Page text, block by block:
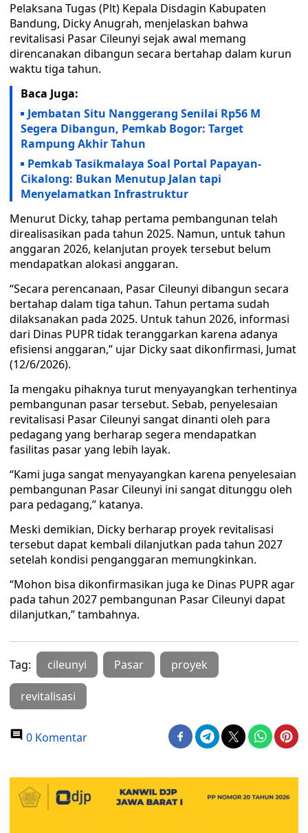
Pelaksana Tugas (Plt) Kepala Disdagin Kabupaten
Bandung, Dicky Anugrah, menjelaskan bahwa
revitalisasi Pasar Cileunyi sejak awal memang
direncanakan dibangun secara bertahap dalam kurun
waktu tiga tahun.
Baca Juga:
Jembatan Situ Nanggerang Senilai Rp56 M
Segera Dibangun, Pemkab Bogor: Target
Rampung Akhir Tahun
Pemkab Tasikmalaya Soal Portal Papayan-
Cikalong: Bukan Menutup Jalan tapi
Menyelamatkan Infrastruktur
Menurut Dicky, tahap pertama pembangunan telah
direalisasikan pada tahun 2025. Namun, untuk tahun
anggaran 2026, kelanjutan proyek tersebut belum
mendapatkan alokasi anggaran.
“Secara perencanaan, Pasar Cileunyi dibangun secara
bertahap dalam tiga tahun. Tahun pertama sudah
dilaksanakan pada 2025. Untuk tahun 2026, informasi
dari Dinas PUPR tidak teranggarkan karena adanya
efisiensi anggaran,” ujar Dicky saat dikonfirmasi, Jumat
(12/6/2026).
Ia mengaku pihaknya turut menyayangkan terhentinya
pembangunan pasar tersebut. Sebab, penyelesaian
revitalisasi Pasar Cileunyi sangat dinanti oleh para
pedagang yang berharap segera mendapatkan
fasilitas pasar yang lebih layak.
“Kami juga sangat menyayangkan karena penyelesaian
pembangunan Pasar Cileunyi ini sangat ditunggu oleh
para pedagang,” katanya.
Meski demikian, Dicky berharap proyek revitalisasi
tersebut dapat kembali dilanjutkan pada tahun 2027
setelah kondisi penganggaran memungkinkan.
“Mohon bisa dikonfirmasikan juga ke Dinas PUPR agar
pada tahun 2027 pembangunan Pasar Cileunyi dapat
dilanjutkan,” tambahnya.
Tag: cileunyi Pasar proyek
revitalisasi
0 Komentar